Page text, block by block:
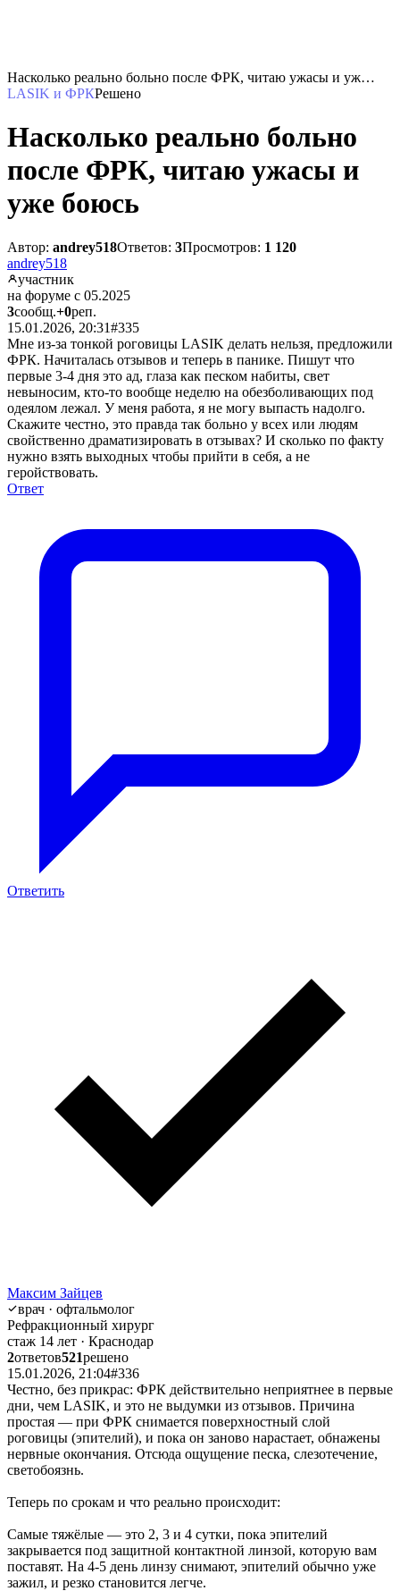
Насколько реально больно после ФРК, читаю ужасы и уж…
LASIK и ФРКРешено
Насколько реально больно
после ФРК, читаю ужасы и
уже боюсь
Автор: andrey518Ответов: 3Просмотров: 1 120
andrey518
участник
на форуме с 05.2025
3сообщ.+0реп.
15.01.2026, 20:31#335
Мне из-за тонкой роговицы LASIK делать нельзя, предложили
ФРК. Начиталась отзывов и теперь в панике. Пишут что
первые 3-4 дня это ад, глаза как песком набиты, свет
невыносим, кто-то вообще неделю на обезболивающих под
одеялом лежал. У меня работа, я не могу выпасть надолго.
Скажите честно, это правда так больно у всех или людям
свойственно драматизировать в отзывах? И сколько по факту
нужно взять выходных чтобы прийти в себя, а не
геройствовать.
Ответ
Ответить
Максим Зайцев
врач · офтальмолог
Рефракционный хирург
стаж 14 лет · Краснодар
2ответов521решено
15.01.2026, 21:04#336
Честно, без прикрас: ФРК действительно неприятнее в первые
дни, чем LASIK, и это не выдумки из отзывов. Причина
простая — при ФРК снимается поверхностный слой
роговицы (эпителий), и пока он заново нарастает, обнажены
нервные окончания. Отсюда ощущение песка, слезотечение,
светобоязнь.
Теперь по срокам и что реально происходит:
Самые тяжёлые — это 2, 3 и 4 сутки, пока эпителий
закрывается под защитной контактной линзой, которую вам
поставят. На 4-5 день линзу снимают, эпителий обычно уже
зажил, и резко становится легче.